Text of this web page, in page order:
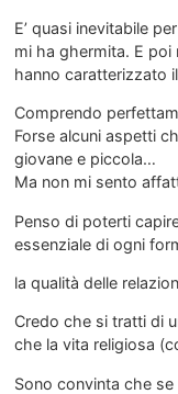
E’ quasi inevitabile
mi ha ghermita. E
hanno caratterizzato
Comprendo
Forse alcuni aspetti
giovane e piccola…
Ma non mi sento
Penso di poterti
essenziale di ogni
la qualità delle
Credo che si tratti di
che la vita religiosa
Sono convinta che